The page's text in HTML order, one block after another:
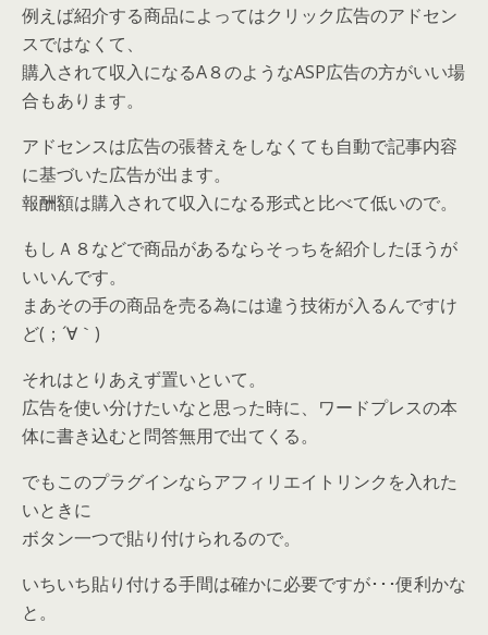
例えば紹介する商品によってはクリック広告のアドセン
スではなくて、
購入されて収入になるA８のようなASP広告の方がいい場
合もあります。
アドセンスは広告の張替えをしなくても自動で記事内容
に基づいた広告が出ます。
報酬額は購入されて収入になる形式と比べて低いので。
もしＡ８などで商品があるならそっちを紹介したほうが
いいんです。
まあその手の商品を売る為には違う技術が入るんですけ
ど(；´∀｀)
それはとりあえず置いといて。
広告を使い分けたいなと思った時に、ワードプレスの本
体に書き込むと問答無用で出てくる。
でもこのプラグインならアフィリエイトリンクを入れた
いときに
ボタン一つで貼り付けられるので。
いちいち貼り付ける手間は確かに必要ですが･･･便利かな
と。